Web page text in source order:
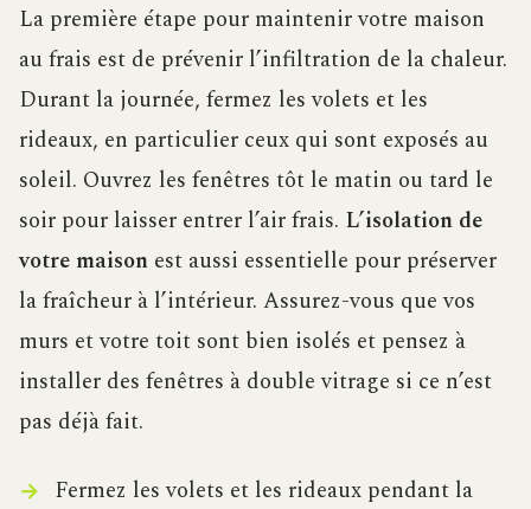
La première étape pour maintenir votre maison
au frais est de prévenir l’infiltration de la chaleur.
Durant la journée, fermez les volets et les
rideaux, en particulier ceux qui sont exposés au
soleil. Ouvrez les fenêtres tôt le matin ou tard le
soir pour laisser entrer l’air frais. L’isolation de
votre maison est aussi essentielle pour préserver
la fraîcheur à l’intérieur. Assurez-vous que vos
murs et votre toit sont bien isolés et pensez à
installer des fenêtres à double vitrage si ce n’est
pas déjà fait.
Fermez les volets et les rideaux pendant la